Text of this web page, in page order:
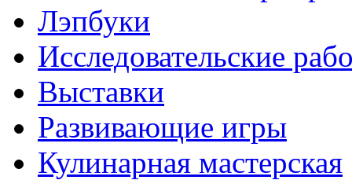
Лэпбуки
Исследовательские
Выставки
Развивающие игры
Кулинарная мастерская